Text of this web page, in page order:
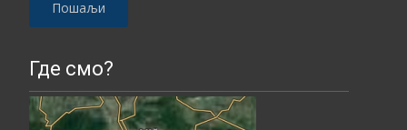
Где смо?